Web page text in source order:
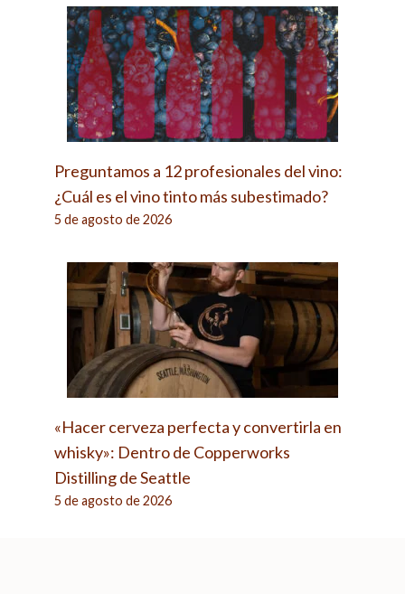
Preguntamos a 12 profesionales del vino:
¿Cuál es el vino tinto más subestimado?
5 de agosto de 2026
«Hacer cerveza perfecta y convertirla en
whisky»: Dentro de Copperworks
Distilling de Seattle
5 de agosto de 2026